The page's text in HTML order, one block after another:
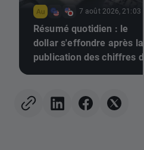
7 août 2026, 21:03
Résumé quotidien : le
dollar s'effondre après la
publication des chiffres de